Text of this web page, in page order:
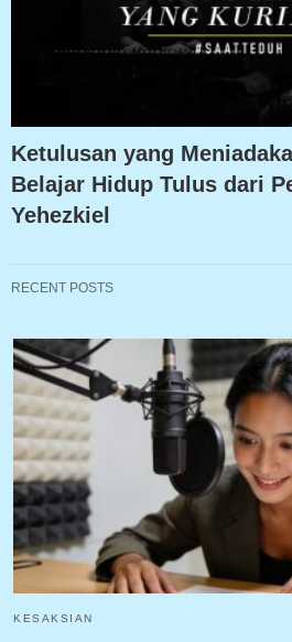
Ketulusan yang
Belajar Hidup Tulus dari
Yehezkiel
RECENT POSTS
KESAKSIAN